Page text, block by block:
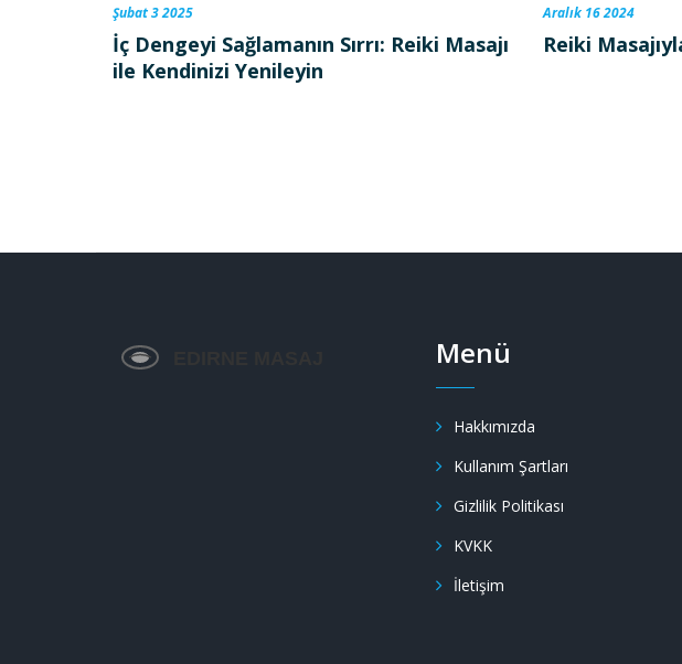
Şubat 3 2025
İç Dengeyi Sağlamanın Sırrı: Reiki Masajı
ile Kendinizi Yenileyin
Aralık 16 2024
Reiki
Menü
Hakkımızda
Kullanım Şartları
Gizlilik Politikası
KVKK
İletişim